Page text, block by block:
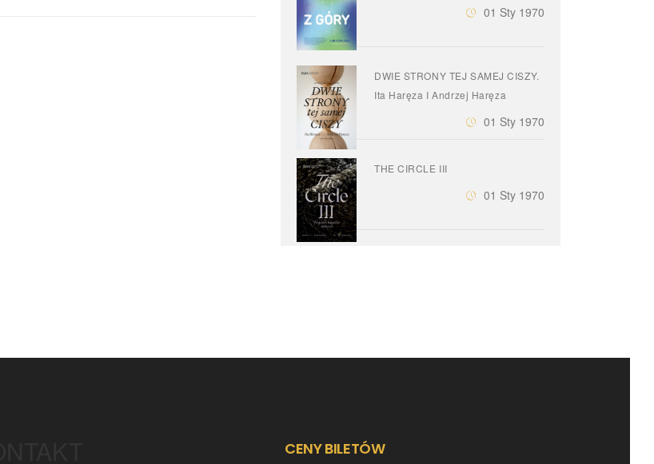
01 Sty 1970
DWIE STRONY TEJ SAMEJ CISZY.
Ita Haręza I Andrzej Haręza
01 Sty 1970
THE CIRCLE III
01 Sty 1970
CENY BILETÓW